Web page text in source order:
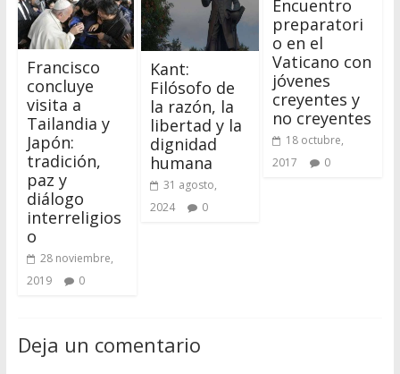
Francisco
concluye
visita a
Tailandia y
Japón:
tradición,
paz y
diálogo
interreligios
o
28 noviembre,
2019
0
Kant:
Filósofo de
la razón, la
libertad y la
dignidad
humana
31 agosto,
2024
0
Encuentro
preparatori
o en el
Vaticano con
jóvenes
creyentes y
no creyentes
18 octubre,
2017
0
Deja un comentario